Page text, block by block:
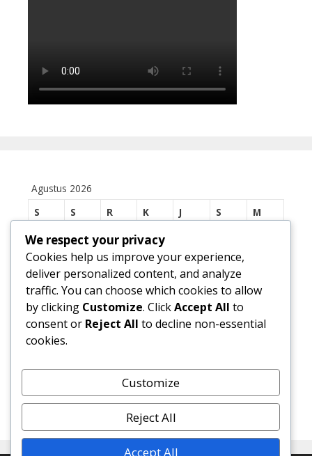
Agustus 2026
S
S R K J S
M
3
4 5 6 8
10
11 12 13 14 15
16
17
18 19 20 21 22
24
31
« Jul
We respect your privacy
Cookies help us improve your experience,
deliver personalized content, and analyze
traffic. You can choose which cookies to allow
by clicking Customize. ClickAccept All to
consent or Reject All to decline non-essential
cookies.
Customize
Reject All
Accept All